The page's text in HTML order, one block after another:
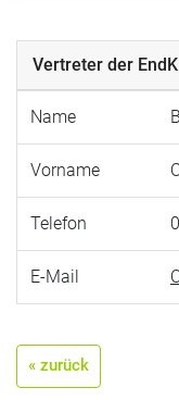
Vertreter der EndK
Name
Vorname
Telefon
E-Mail
« zurück